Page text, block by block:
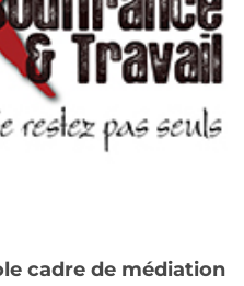
cadre de médiation